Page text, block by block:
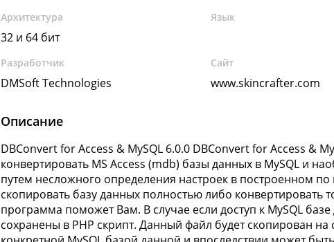
Архитектура
32 и 64 бит
Язык
Разработчик
DMSoft Technologies
Сайт
www.skincrafter.com
Описание
DBConvert for Access & MySQL 6.0.0 DBConvert for Access &
конвертировать MS Access (mdb) базы данных в MySQL и
путем несложного определения настроек в построенном
скопировать базу данных полностью либо конвертировать
программа поможет Вам. В случае если доступ к MySQL
сохранены в PHP скрипт. Данный файл будет скопирован на